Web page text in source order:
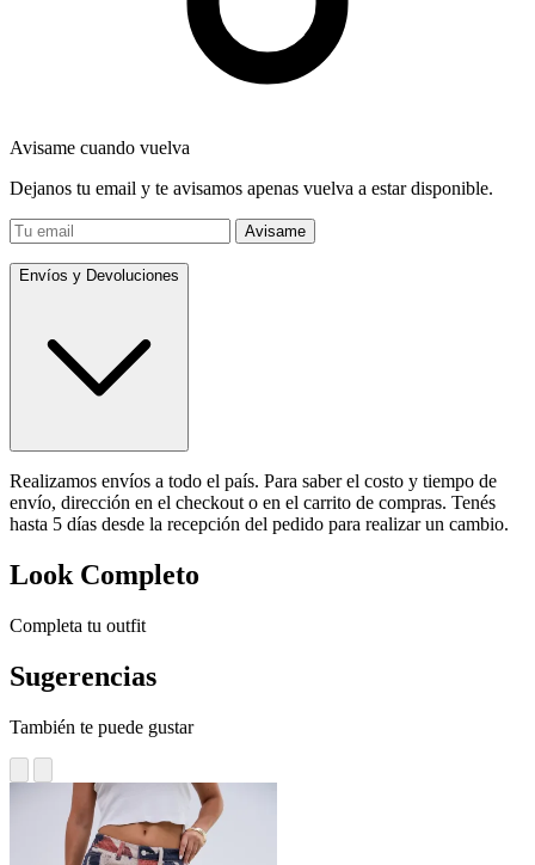
Avisame cuando vuelva
Dejanos tu email y te avisamos apenas vuelva a estar disponible.
Avisame
Envíos y Devoluciones
Realizamos envíos a todo el país. Para saber el costo y tiempo de
envío, dirección en el checkout o en el carrito de compras. Tenés
hasta 5 días desde la recepción del pedido para realizar un cambio.
Look Completo
Completa tu outfit
Sugerencias
También te puede gustar